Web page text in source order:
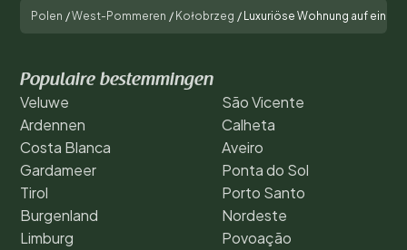
Polen /West-Pommeren / Kołobrzeg / Luxuriöse Wohnung auf einer
Populaire bestemmingen
Veluwe
Ardennen
Costa Blanca
Gardameer
Tirol
Burgenland
Limburg
São Vicente
Calheta
Aveiro
Ponta do Sol
Porto Santo
Nordeste
Povoação